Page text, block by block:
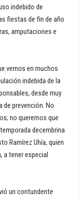
indebido de
fiestas de fin de año
amputaciones e
vemos en muchos
indebida de la
desde muy
de prevención. No
no queremos que
decembrina
Ramírez Uhía, quien
a tener especial
un contundente